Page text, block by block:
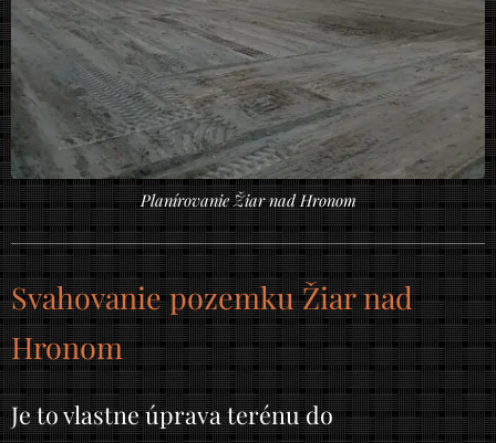
Planírovanie Žiar nad Hronom
Svahovanie pozemku Žiar nad
Hronom
Je to vlastne úprava terénu do